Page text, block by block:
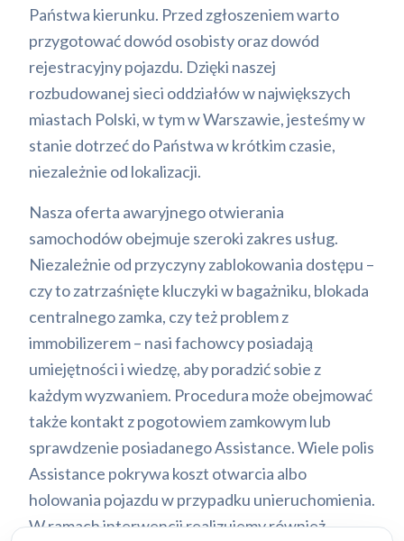
Państwa kierunku. Przed zgłoszeniem warto
przygotować dowód osobisty oraz dowód
rejestracyjny pojazdu. Dzięki naszej
rozbudowanej sieci oddziałów w największych
miastach Polski, w tym w Warszawie, jesteśmy w
stanie dotrzeć do Państwa w krótkim czasie,
niezależnie od lokalizacji.
Nasza oferta awaryjnego otwierania
samochodów obejmuje szeroki zakres usług.
Niezależnie od przyczyny zablokowania dostępu –
czy to zatrzaśnięte kluczyki w bagażniku, blokada
centralnego zamka, czy też problem z
immobilizerem – nasi fachowcy posiadają
umiejętności i wiedzę, aby poradzić sobie z
każdym wyzwaniem. Procedura może obejmować
także kontakt z pogotowiem zamkowym lub
sprawdzenie posiadanego Assistance. Wiele polis
Assistance pokrywa koszt otwarcia albo
holowania pojazdu w przypadku unieruchomienia.
W ramach interwencji realizujemy również